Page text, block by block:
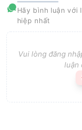
Hãy bình luận với
hiệp nhất
Vui lòng đăng
luận